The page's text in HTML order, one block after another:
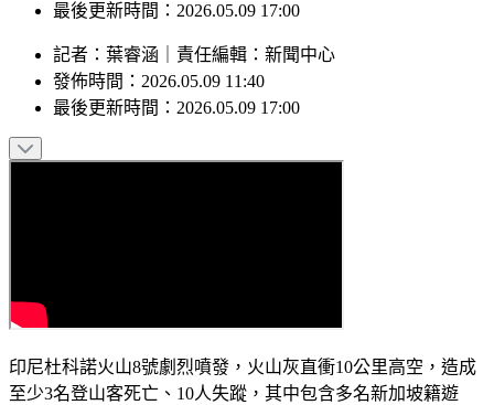
發佈時間：2026.05.09 11:40
記者：葉睿涵｜責任編輯：
發佈時間：2026.05.09 11:40
印尼杜科諾火山8號劇烈噴發，火山灰直衝10公里高空，造成